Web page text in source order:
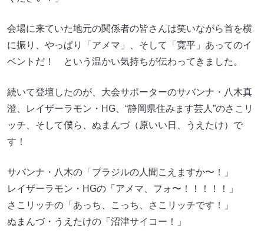
会場に来ていた地元の関係者の皆さんは笑いながら首を横
に振り、やっぱり「アメマ」、そして「寛平」あってのイ
ベントだ！ という温かい気持ちが伝わってきました。
続いて登壇したのが、大会サポーターのサバンナ・八木真
澄、レイザーラモン・HG、“静岡県住みます芸人”のさこリ
ッチ、そして僕ら、ぬまんづ（原いい日、うえたけ）で
す！
サバンナ・八木の「ブラジルの人聞こえますか〜！」
レイザーラモン・HGの「アメマ、フォ〜！！！！！」
さこリッチの「あっち、こっち、さこリッチです！」
ぬまんづ・うえたけの「沼津サイコー！」